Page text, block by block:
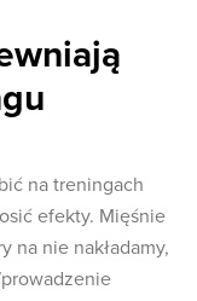
na treningach
efekty. Mięśnie
na nie nakładamy,